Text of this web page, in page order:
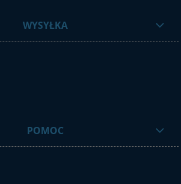
WYSYŁKA
POMOC